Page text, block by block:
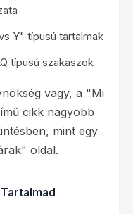
Y" típusú tartalmak
típusú szakaszok
vagy, a "Mi
cikk nagyobb
mint egy
oldal.